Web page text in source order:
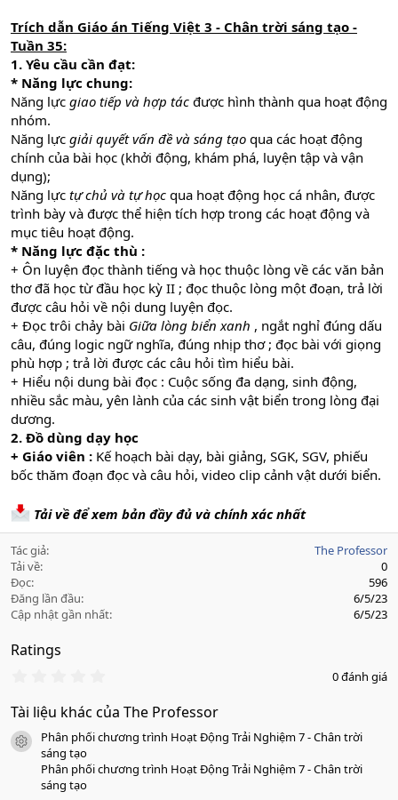
Trích dẫn Giáo án Tiếng Việt 3 - Chân trời sáng tạo -
Tuần 35:
1. Yêu cầu cần đạt:
* Năng lực chung:
Năng lực giao tiếp và hợp tác được hình thành qua hoạt động
nhóm.
Năng lực giải quyết vấn đề và sáng tạo qua các hoạt động
chính của bài học (khởi động, khám phá, luyện tập và vận
dụng);
Năng lực tự chủ và tự học qua hoạt động học cá nhân, được
trình bày và được thể hiện tích hợp trong các hoạt động và
mục tiêu hoạt động.
* Năng lực đặc thù :
+ Ôn luyện đọc thành tiếng và học thuộc lòng về các văn bản
thơ đã học từ đầu học kỳ II ; đọc thuộc lòng một đoạn, trả lời
được câu hỏi về nội dung luyện đọc.
+ Đọc trôi chảy bài Giữa lòng biển xanh , ngắt nghỉ đúng dấu
câu, đúng logic ngữ nghĩa, đúng nhịp thơ ; đọc bài với giọng
phù hợp ; trả lời được các câu hỏi tìm hiểu bài.
+ Hiểu nội dung bài đọc : Cuộc sống đa dạng, sinh động,
nhiều sắc màu, yên lành của các sinh vật biển trong lòng đại
dương.
2. Đồ dùng dạy học
+ Giáo viên : Kế hoạch bài dạy, bài giảng, SGK, SGV, phiếu
bốc thăm đoạn đọc và câu hỏi, video clip cảnh vật dưới biển.
Tải về để xem bản đầy đủ và chính xác nhất
Tác giả
The Professor
Tải về
0
Đọc
596
Đăng lần đầu
6/5/23
Cập nhật gần nhất
6/5/23
Ratings
0
0
a
0 đánh giá
Tài liệu khác của The Professor
icon tài liệu
Phân phối chương trình Hoạt Động Trải Nghiệm 7 - Chân trời
sáng tạo
Phân phối chương trình Hoạt Động Trải Nghiệm 7 - Chân trời
sáng tạo